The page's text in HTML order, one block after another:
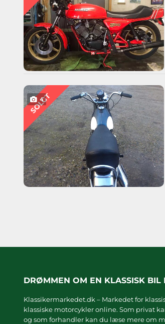
4
SOLGT
DRØMMEN OM EN KLASSISK BIL
Klassikermarkedet.dk – Markedet for
klassiske motorcykler online. Som privat
og som forhandler kan du læse mere om